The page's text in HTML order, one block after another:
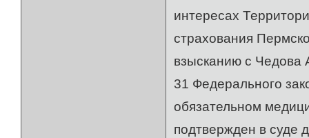
интересах
страхования
взысканию с Чедова
31 Федерального
обязательном
подтвержден в суде